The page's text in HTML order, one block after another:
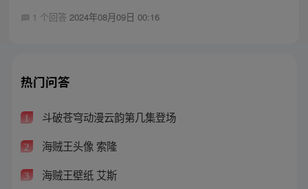
1 个回答 2024年08月09日 00:16
热门问答
1 斗破苍穹动漫云韵第几集登场
2 海贼王头像 索隆
3 海贼王壁纸 艾斯